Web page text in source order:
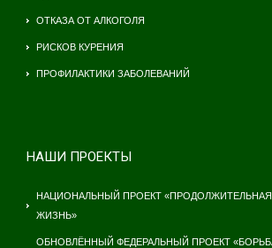
ОТКАЗА ОТ АЛКОГОЛЯ
РИСКОВ КУРЕНИЯ
ПРОФИЛАКТИКИ ЗАБОЛЕВАНИЙ
НАШИ ПРОЕКТЫ
НАЦИОНАЛЬНЫЙ ПРОЕКТ «ПРОДОЛЖИТЕЛЬНАЯ
ЖИЗНЬ»
ОБНОВЛЁННЫЙ ФЕДЕРАЛЬНЫЙ ПРОЕКТ